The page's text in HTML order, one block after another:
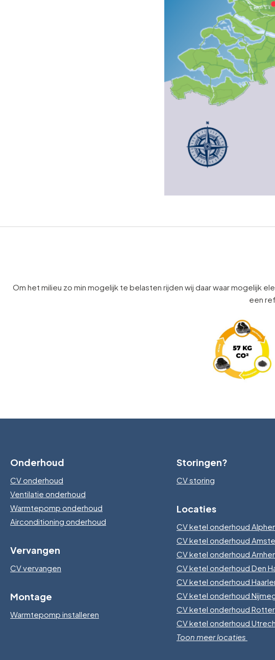
Om het milieu zo min mogelijk te belasten rijden wij daar waar mogelijk
een
Onderhoud
CV onderhoud
Ventilatie onderhoud
Warmtepomp onderhoud
Airconditioning onderhoud
Vervangen
CV vervangen
Montage
Warmtepomp installeren
Storingen?
CV storing
Locaties
CV ketel onderhoud
CV ketel onderhoud
CV ketel onderhoud
CV ketel onderhoud Den
CV ketel onderhoud
CV ketel onderhoud
CV ketel onderhoud
CV ketel onderhoud
Toon meer locaties